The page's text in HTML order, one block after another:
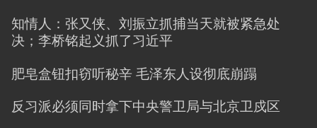
知情人：张又侠、刘振立抓捕当天就被紧急处
决；李桥铭起义抓了习近平
肥皂盒钮扣窃听秘辛 毛泽东人设彻底崩蹋
反习派必须同时拿下中央警卫局与北京卫戍区